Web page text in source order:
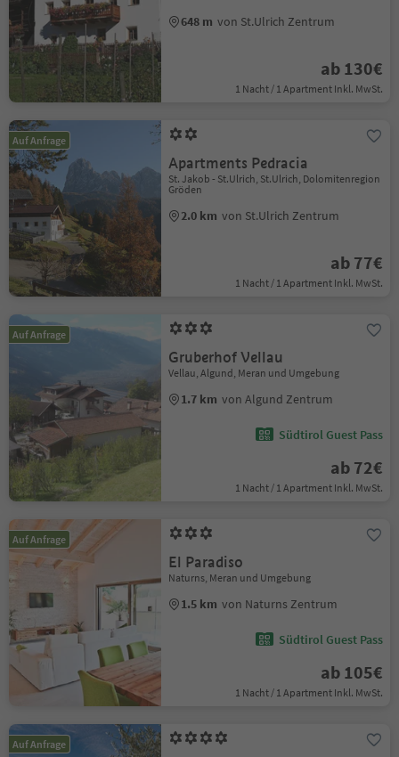
648 m von St.Ulrich Zentrum
ab 130€
1 Nacht / 1 Apartment Inkl. MwSt.
Auf Anfrage
Apartments Pedracia
St. Jakob - St.Ulrich, St.Ulrich, Dolomitenregion
Gröden
2.0 km von St.Ulrich Zentrum
ab 77€
1 Nacht / 1 Apartment Inkl. MwSt.
Auf Anfrage
Gruberhof Vellau
Vellau, Algund, Meran und Umgebung
1.7 km von Algund Zentrum
Südtirol Guest Pass
ab 72€
1 Nacht / 1 Apartment Inkl. MwSt.
Auf Anfrage
El Paradiso
Naturns, Meran und Umgebung
1.5 km von Naturns Zentrum
Südtirol Guest Pass
ab 105€
1 Nacht / 1 Apartment Inkl. MwSt.
Auf Anfrage